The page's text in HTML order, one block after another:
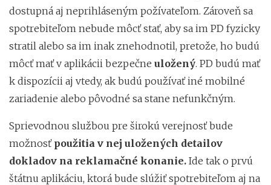
dostupná aj neprihláseným požívateľom. Zároveň sa
spotrebiteľom nebude môcť stať, aby sa im PD fyzicky
stratil alebo sa im inak znehodnotil, pretože, ho budú
môcť mať v aplikácii bezpečne uložený. PD budú mať
k dispozícii aj vtedy, ak budú používať iné mobilné
zariadenie alebo pôvodné sa stane nefunkčným.
Sprievodnou službou pre širokú verejnosť bude
možnosť použitia v nej uložených detailov
dokladov na reklamačné konanie. Ide tak o prvú
štátnu aplikáciu, ktorá bude slúžiť spotrebiteľom aj na